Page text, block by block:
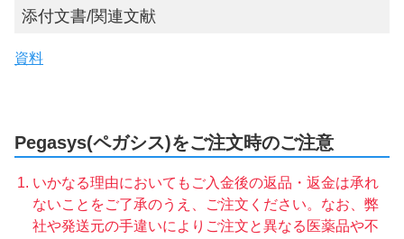
添付文書/関連文献
資料
Pegasys(ペガシス)をご注文時のご注意
いかなる理由においてもご入金後の返品・返金は承れ
ないことをご了承のうえ、ご注文ください。なお、弊
社や発送元の手違いによりご注文と異なる医薬品や不